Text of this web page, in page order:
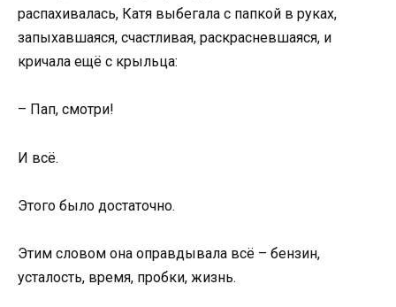
распахивалась, Катя выбегала с папкой в руках,
запыхавшаяся, счастливая, раскрасневшаяся, и
кричала ещё с крыльца:
– Пап, смотри!
И всё.
Этого было достаточно.
Этим словом она оправдывала всё – бензин,
усталость, время, пробки, жизнь.